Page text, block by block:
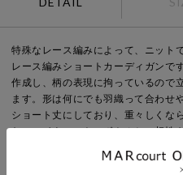
特殊なレース編みによって、ニット
レース編みショートカーディガンで
作成し、柄の表現に拘っているので
ます。形は何にでも羽織って合わせ
ショート丈にしており、重々しくな
た、ハイウエストのボトムとの相性